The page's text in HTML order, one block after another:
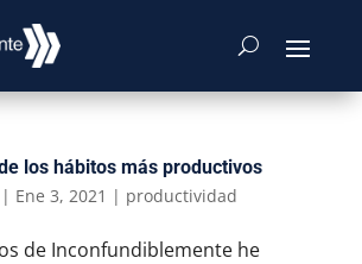
los hábitos más productivos
| Ene 3, 2021 | productividad
de Inconfundiblemente he